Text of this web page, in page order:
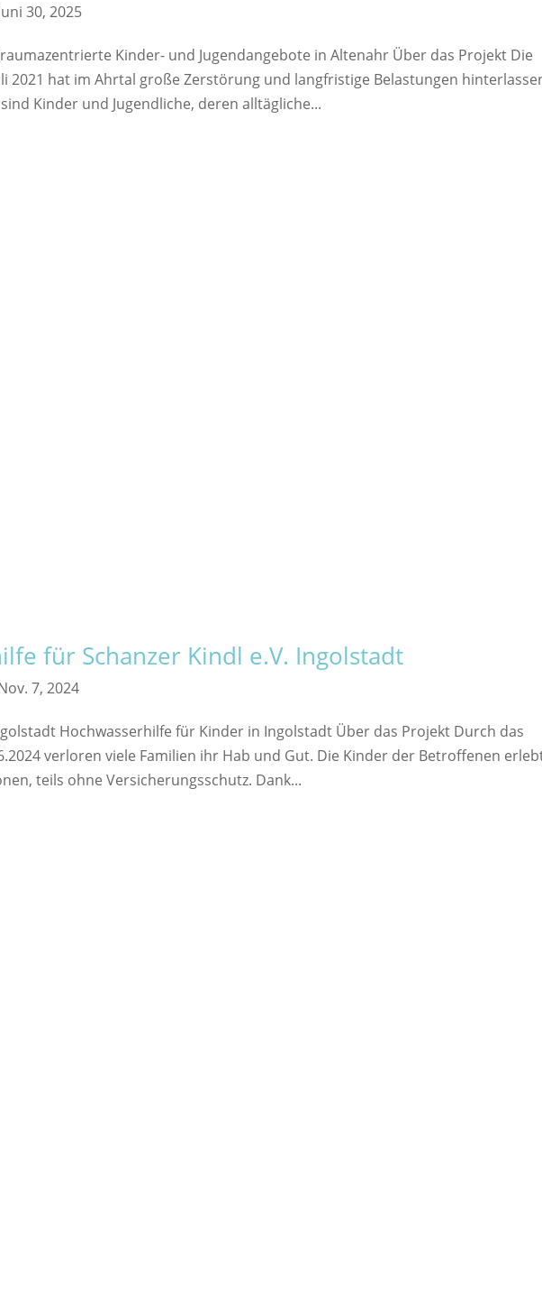
30, 2025
Kinder- und Jugendangebote in Altenahr Über das Projekt Die
2021 hat im Ahrtal große Zerstörung und langfristige Belastungen
Kinder und Jugendliche, deren alltägliche...
für Schanzer Kindl e.V. Ingolstadt
7, 2024
Hochwasserhilfe für Kinder in Ingolstadt Über das Projekt Durch das
verloren viele Familien ihr Hab und Gut. Die Kinder der Betroffenen
teils ohne Versicherungsschutz. Dank...